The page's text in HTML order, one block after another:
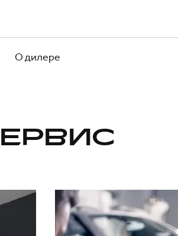
О дилере